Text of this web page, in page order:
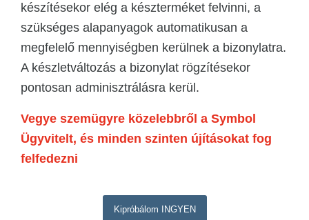
készítésekor elég a készterméket felvinni, a
szükséges alapanyagok automatikusan a
megfelelő mennyiségben kerülnek a bizonylatra.
A készletváltozás a bizonylat rögzítésekor
pontosan adminisztrálásra kerül.
Vegye szemügyre közelebbről a Symbol
Ügyvitelt, és minden szinten újításokat fog
felfedezni
Kipróbálom INGYEN